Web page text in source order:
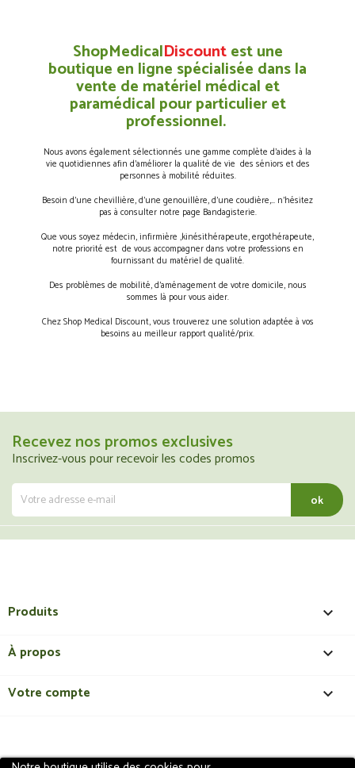
ShopMedicalDiscountest une
boutique en ligne spécialisée dans la
vente de matériel médical et
paramédical pour particulier et
professionnel.
Nous avons également sélectionnés une gamme complète d’aides à la
vie quotidiennes afin d’améliorer la qualité de vie des séniors et des
personnes à mobilité réduites.
Besoin d’une chevillière, d’une genouillère, d’une coudière,… n’hésitez
pas à consulter notre page Bandagisterie.
Que vous soyez médecin, infirmière ,kinésithérapeute, ergothérapeute,
notre priorité est de vous accompagner dans votre professions en
fournissant du matériel de qualité.
Des problèmes de mobilité, d’aménagement de votre domicile, nous
sommes là pour vous aider.
Chez Shop Medical Discount, vous trouverez une solution adaptée à vos
besoins au meilleur rapport qualité/prix.
Recevez nos promos exclusives
Inscrivez-vous pour recevoir les codes promos
Produits 
À propos 
Votre compte 